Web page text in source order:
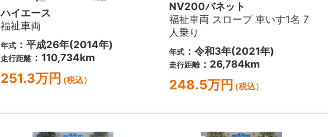
ハイエース
福祉車両
年式 ：平成26年(2014年)
走行距離：110,734km
251.3万円（税込）
NV200バネット
福祉車両 スロープ 車いす1名 7
人乗り
年式 ：令和3年(2021年)
走行距離：26,784km
248.5万円（税込）